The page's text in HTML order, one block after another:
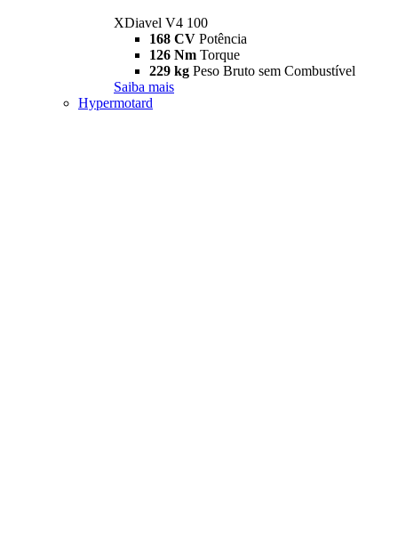
XDiavel V4 100
168 CV Potência
126 Nm Torque
229 kg Peso Bruto sem Combustível
Saiba mais
Hypermotard